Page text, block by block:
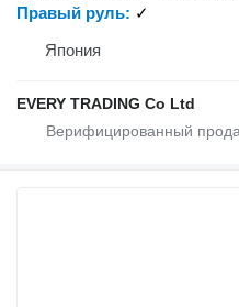
Правый руль
✓
Япония
EVERY TRADING Co Ltd